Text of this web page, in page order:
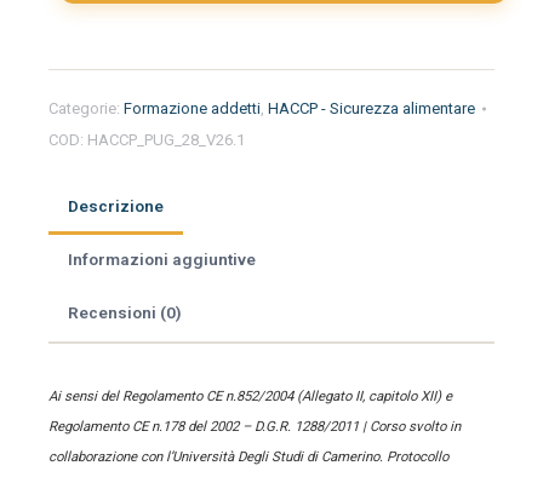
alimentare
regione
Puglia
Imprese
Alimentari
quantità
Categorie: Formazione addetti, HACCP - Sicurezza alimentare
COD: HACCP_PUG_28_V26.1
Descrizione
Informazioni aggiuntive
Recensioni (0)
Ai sensi del Regolamento CE n.852/2004 (Allegato II, capitolo XII) e
Regolamento CE n.178 del 2002 – D.G.R. 1288/2011 | Corso svolto in
collaborazione con l’Università Degli Studi di Camerino. Protocollo